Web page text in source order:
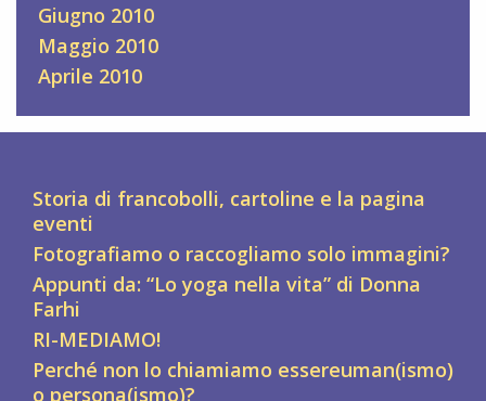
Giugno 2010
Maggio 2010
Aprile 2010
Storia di francobolli, cartoline e la pagina
eventi
Fotografiamo o raccogliamo solo immagini?
Appunti da: “Lo yoga nella vita” di Donna
Farhi
RI-MEDIAMO!
Perché non lo chiamiamo essereuman(ismo)
o persona(ismo)?